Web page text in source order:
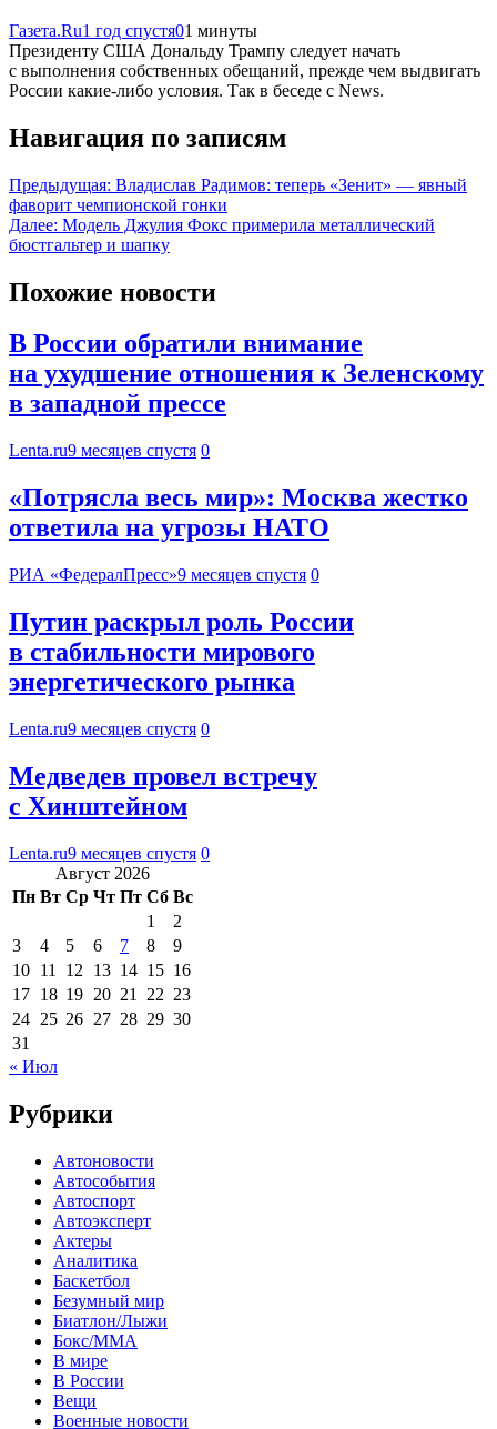
Газета.Ru1 год спустя01 минуты
Президенту США Дональду Трампу следует начать
с выполнения собственных обещаний, прежде чем выдвигать
России какие-либо условия. Так в беседе с News.
Навигация по записям
Предыдущая: Владислав Радимов: теперь «Зенит» — явный
фаворит чемпионской гонки
Далее: Модель Джулия Фокс примерила металлический
бюстгальтер и шапку
Похожие новости
В России обратили внимание
на ухудшение отношения к Зеленскому
в западной прессе
Lenta.ru9 месяцев спустя 0
«Потрясла весь мир»: Москва жестко
ответила на угрозы НАТО
РИА «ФедералПресс»9 месяцев спустя 0
Путин раскрыл роль России
в стабильности мирового
энергетического рынка
Lenta.ru9 месяцев спустя 0
Медведев провел встречу
с Хинштейном
Lenta.ru9 месяцев спустя 0
Август 2026
Пн Вт Ср Чт Пт Сб Вс
1
2
3
4 5 6 7 8
9
10 11 12 13 14 15 16
17 18 19 20 21 22 23
24 25 26 27 28 29 30
31
« Июл
Рубрики
Автоновости
Автособытия
Автоспорт
Автоэксперт
Актеры
Аналитика
Баскетбол
Безумный мир
Биатлон/Лыжи
Бокс/MMA
В мире
В России
Вещи
Военные новости